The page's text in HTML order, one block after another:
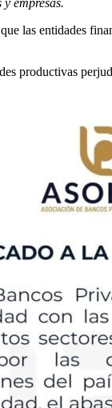
las entidades
productivas